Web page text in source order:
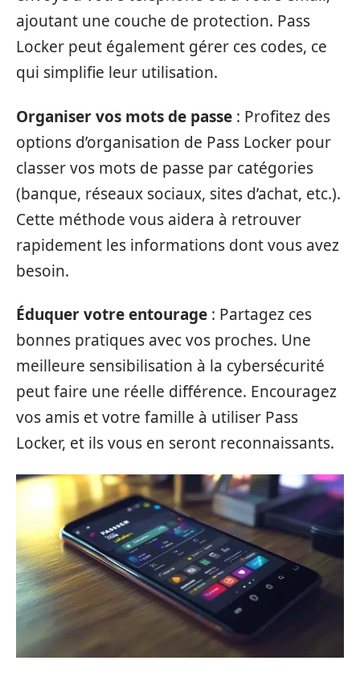
ajoutant une couche de protection. Pass
Locker peut également gérer ces codes, ce
qui simplifie leur utilisation.
Organiser vos mots de passe : Profitez des
options d’organisation de Pass Locker pour
classer vos mots de passe par catégories
(banque, réseaux sociaux, sites d’achat, etc.).
Cette méthode vous aidera à retrouver
rapidement les informations dont vous avez
besoin.
Éduquer votre entourage : Partagez ces
bonnes pratiques avec vos proches. Une
meilleure sensibilisation à la cybersécurité
peut faire une réelle différence. Encouragez
vos amis et votre famille à utiliser Pass
Locker, et ils vous en seront reconnaissants.